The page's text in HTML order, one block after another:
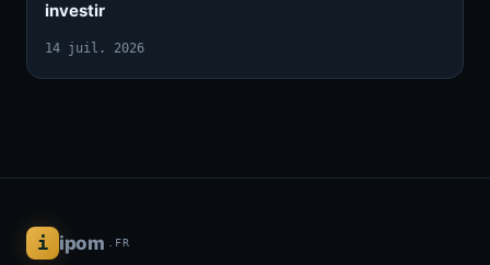
investir
14 juil. 2026
i ipom .FR